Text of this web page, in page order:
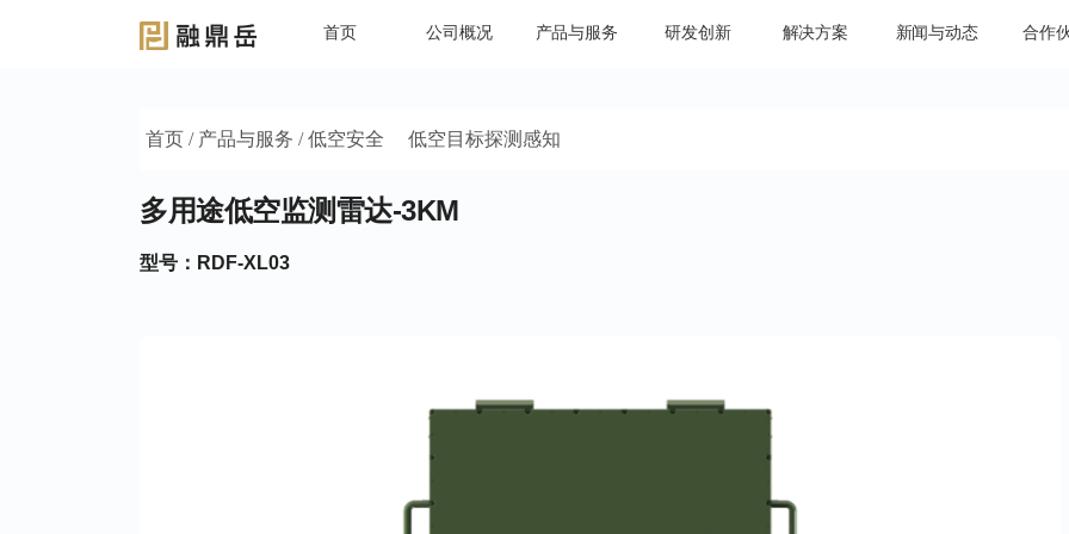
首页 公司概况 产品与服务 研发创新 解决方案 新闻与动态 合作
首页 / 产品与服务 /低空安全 低空目标探测感知
多用途低空监测雷达-3KM
型号：RDF-XL03